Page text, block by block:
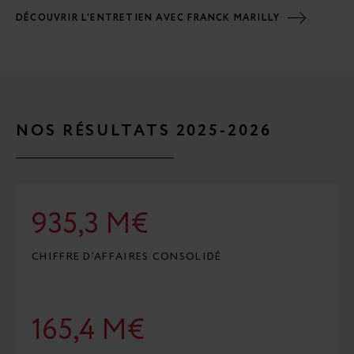
DÉCOUVRIR L'ENTRETIEN AVEC FRANCK MARILLY
NOS RÉSULTATS 2025-2026
935,3 M€
CHIFFRE D’AFFAIRES CONSOLIDÉ
165,4 M€